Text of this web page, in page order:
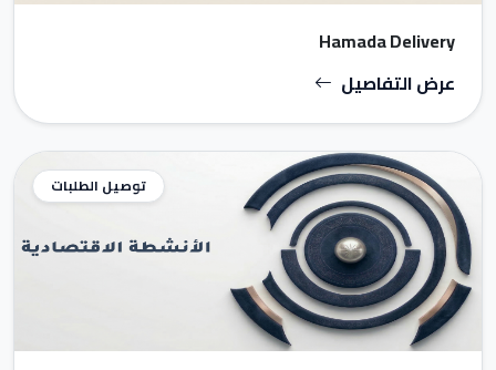
Hamada Delivery
عرض التفاصيل
توصيل الطلبات